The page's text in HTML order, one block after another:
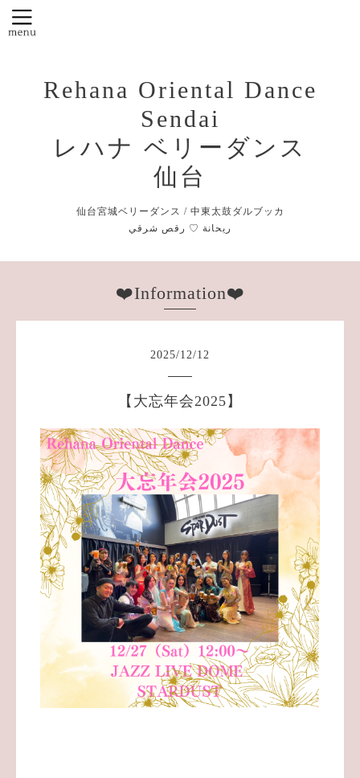
Rehana Oriental Dance
Sendai
レハナ ベリーダンス
仙台
仙台宮城ベリーダンス / 中東太鼓ダルブッカ
❤️Information❤️
2025/12/12
【大忘年会2025】